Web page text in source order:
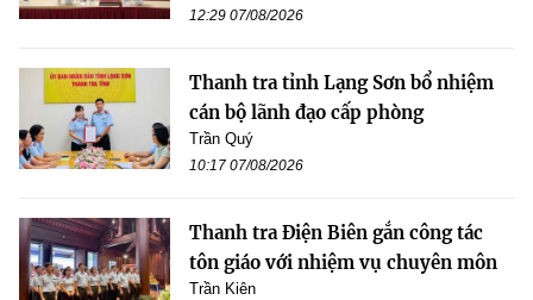
12:29 07/08/2026
Thanh tra tỉnh Lạng Sơn bổ nhiệm
cán bộ lãnh đạo cấp phòng
Trần Quý
10:17 07/08/2026
Thanh tra Điện Biên gắn công tác
tôn giáo với nhiệm vụ chuyên môn
Trần Kiên